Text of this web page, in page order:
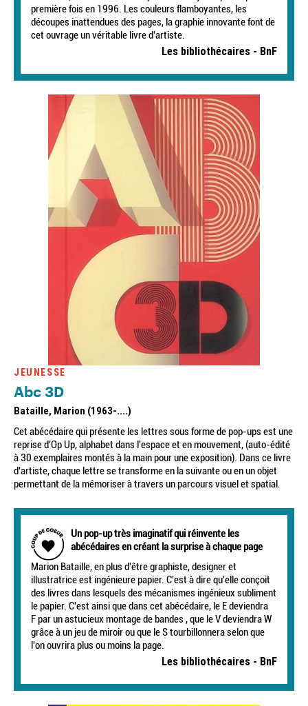
première fois en 1996. Les couleurs flamboyantes, les
découpes inattendues des pages, la graphie innovante font de
cet ouvrage un véritable livre d'artiste.
Les bibliothécaires - BnF
JEUNESSE
Abc 3D
Bataille, Marion (1963-....)
Cet abécédaire qui présente les lettres sous forme de pop-ups est une
reprise d'Op Up, alphabet dans l'espace et en mouvement, (auto-édité
à 30 exemplaires montés à la main pour une exposition). Dans ce livre
d'artiste, chaque lettre se transforme en la suivante ou en un objet
permettant de la mémoriser à travers un parcours visuel et spatial.
Un pop-up très imaginatif qui réinvente les
abécédaires en créant la surprise à chaque page
Marion Bataille, en plus d'être graphiste, designer et
illustratrice est ingénieure papier. C'est à dire qu'elle conçoit
des livres dans lesquels des mécanismes ingénieux subliment
le papier. C'est ainsi que dans cet abécédaire, le E deviendra
F par un astucieux montage de bandes , que le V deviendra W
grâce à un jeu de miroir ou que le S tourbillonnera selon que
l'on ouvrira plus ou moins la page.
Les bibliothécaires - BnF